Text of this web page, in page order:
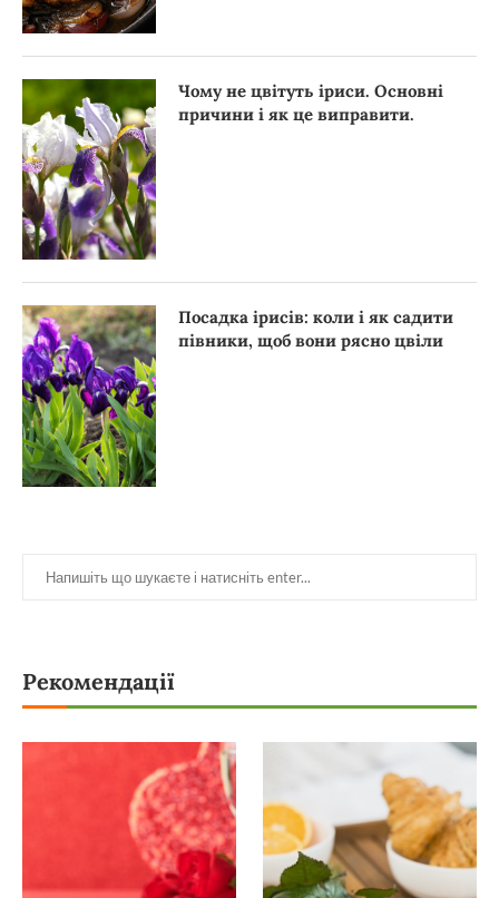
Рекомендації
Чому не цвітуть іриси. Основні
причини і як це виправити.
Посадка ірисів: коли і як садити
півники, щоб вони рясно цвіли